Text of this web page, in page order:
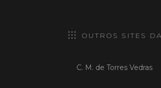
OUTROS SITES
C. M. de Torres Vedras